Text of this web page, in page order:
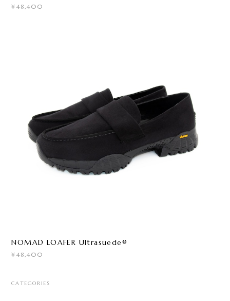
¥48,400
NOMAD LOAFER Ultrasuede®
¥48,400
CATEGORIES